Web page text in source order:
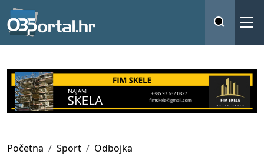
Početna Sport Odbojka